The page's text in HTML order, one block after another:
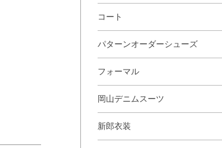
コート
パターンオーダーシューズ
フォーマル
岡山デニムスーツ
新郎衣装